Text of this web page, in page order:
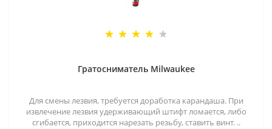
Гратосниматель Milwaukee
Для смены лезвия, требуется доработка карандаша. При
извлечение лезвия удерживающий штифт ломается, либо
сгибается, приходится нарезать резьбу, ставить винт. ..